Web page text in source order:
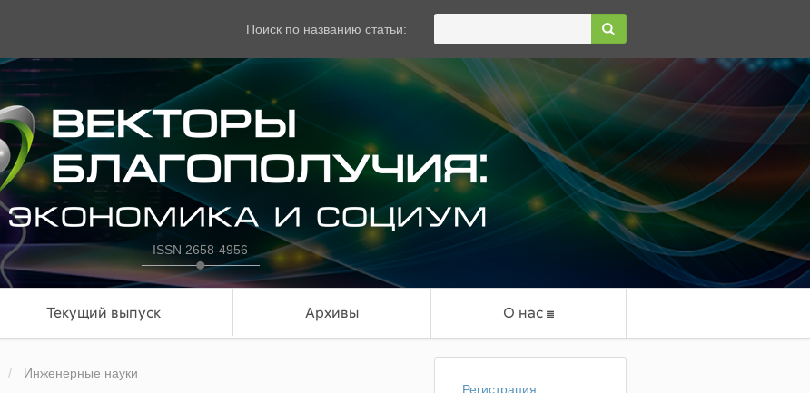
Поиск по названию статьи:
ISSN 2658-4956
Текущий выпуск Архивы О нас
Инженерные науки
Регистрация